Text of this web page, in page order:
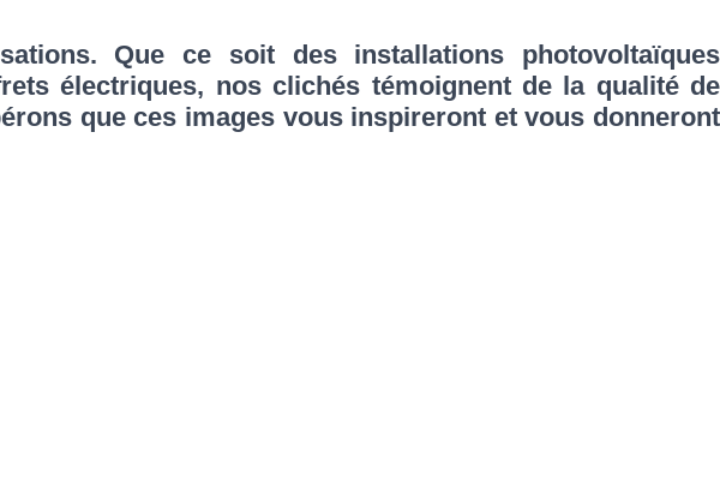
Que ce soit des installations photovoltaïques
électriques, nos clichés témoignent de la qualité de
que ces images vous inspireront et vous donneront